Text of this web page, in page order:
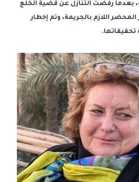
بعدما رفضت التنازل عن قضية الخلع
المحضر اللازم بالجريمة، وتم إخطار
تحقيقاتها.